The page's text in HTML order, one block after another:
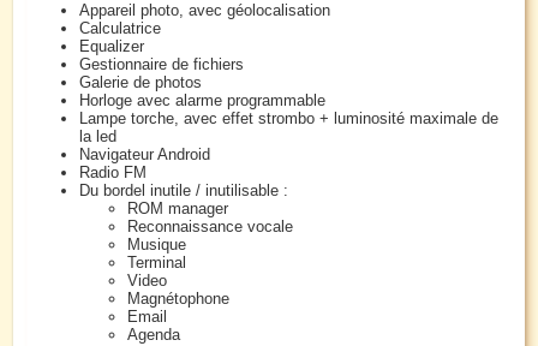
Appareil photo, avec géolocalisation
Calculatrice
Equalizer
Gestionnaire de fichiers
Galerie de photos
Horloge avec alarme programmable
Lampe torche, avec effet strombo + luminosité maximale de
la led
Navigateur Android
Radio FM
Du bordel inutile / inutilisable :
ROM manager
Reconnaissance vocale
Musique
Terminal
Video
Magnétophone
Email
Agenda